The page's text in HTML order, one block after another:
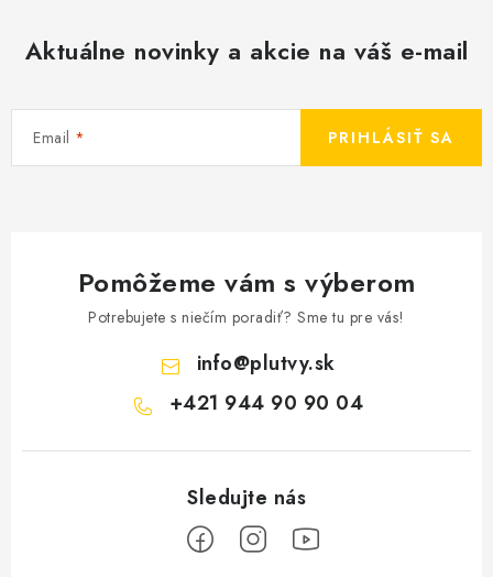
Aktuálne novinky a akcie na váš e-mail
Email PRIHLÁSIŤ SA
Pomôžeme vám s výberom
Potrebujete s niečím poradiť? Sme tu pre vás!
info@plutvy.sk
+421 944 90 90 04